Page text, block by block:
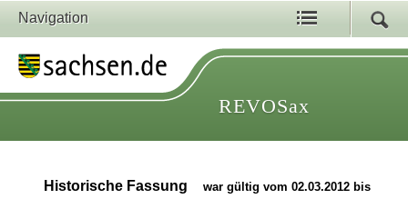
Navigation
REVOSax
Historische Fassung
war gültig vom 02.03.2012 bis